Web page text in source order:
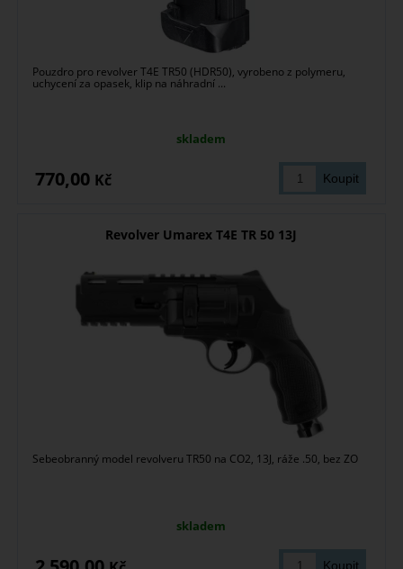
Pouzdro pro revolver T4E TR50 (HDR50), vyrobeno z polymeru,
uchycení za opasek, klip na náhradní ...
skladem
770,00 Kč
Revolver Umarex T4E TR 50 13J
Sebeobranný model revolveru TR50 na CO2, 13J, ráže .50, bez ZO
skladem